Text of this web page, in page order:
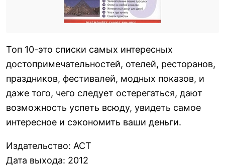
Топ 10-это списки самых интересных
достопримечательностей, отелей, ресторанов,
праздников, фестивалей, модных показов, и
даже того, чего следует остерегаться, дают
возможность успеть всюду, увидеть самое
интересное и сэкономить ваши деньги.
Издательство: АСТ
Дата выхода: 2012